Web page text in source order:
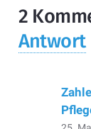
2
Antwort